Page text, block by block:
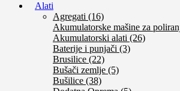
Alati
Agregati (16)
Akumulatorske mašine za
Akumulatorski alati (26)
Baterije i punjači (3)
Brusilice (22)
Bušači zemlje (5)
Bušilice (38)